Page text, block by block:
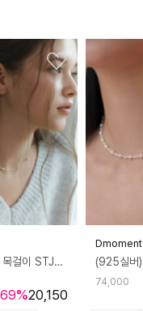
베르니 진주 목걸이 STJ-NB1701WG
69%20,150
Dmoment
74,000